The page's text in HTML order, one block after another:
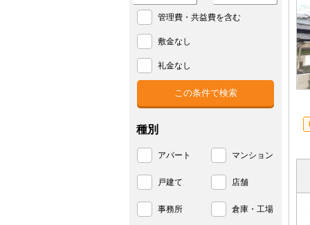
管理費・共益費を含む
敷金なし
礼金なし
種別
アパート マンション
戸建て 店舗
事務所 倉庫・工場